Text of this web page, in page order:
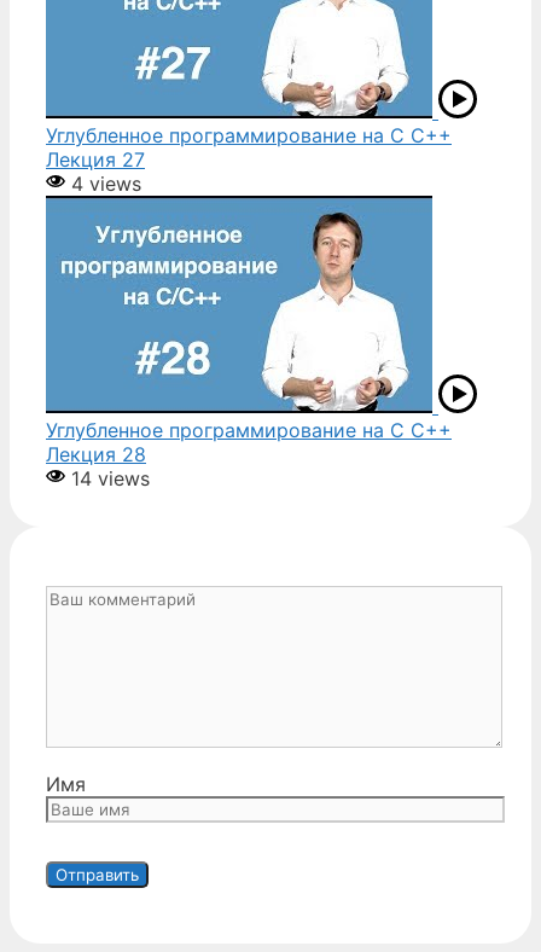
Углубленное программирование на С С++
Лекция 27
4 views
Углубленное программирование на С С++
Лекция 28
14 views
Имя